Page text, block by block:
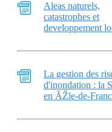
Aleas naturels,
catastrophes et
developpement
La gestion des
d'inondation : la
en ÃŽle-de-